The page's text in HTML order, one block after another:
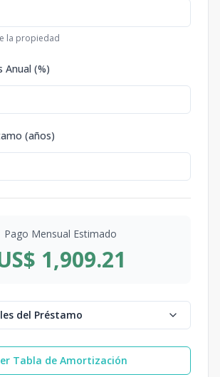
la propiedad
Anual (%)
(años)
Pago Mensual Estimado
1,909.21
del Préstamo
Tabla de Amortización